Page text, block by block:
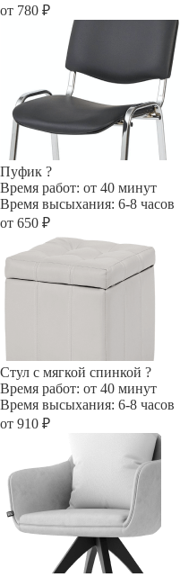
от 780 ₽
Пуфик ?
Время работ: от 40 минут
Время высыхания: 6-8 часов
от 650 ₽
Стул с мягкой спинкой ?
Время работ: от 40 минут
Время высыхания: 6-8 часов
от 910 ₽